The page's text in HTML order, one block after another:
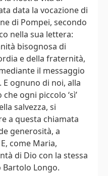
data la vocazione di
di Pompei, secondo
nella sua lettera:
bisognosa di
e della fraternità,
il messaggio
ognuno di noi, alla
ogni piccolo ‘sì’
salvezza, si
a questa chiamata
generosità, a
come Maria,
di Dio con la stessa
Longo.